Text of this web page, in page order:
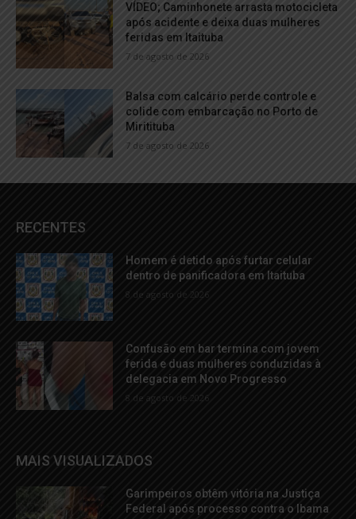
VÍDEO; Caminhonete arrasta motocicleta
após acidente e deixa duas mulheres
feridas em Itaituba
7 de agosto de 2026
Balsa com calcário perde controle e
colide com embarcação no Porto de
Miritituba
7 de agosto de 2026
RECENTES
Homem é detido após furtar celular
dentro de panificadora em Itaituba
8 de agosto de 2026
Confusão em bar termina com jovem
ferida e duas mulheres conduzidas à
delegacia em Novo Progresso
8 de agosto de 2026
MAIS VISUALIZADOS
Garimpeiros obtêm vitória na Justiça
Federal após processo contra o Ibama